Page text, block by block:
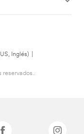
Inglés)